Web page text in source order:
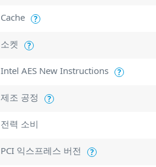
Cache ?
소켓 ?
Intel AES New Instructions ?
제조 공정 ?
전력 소비
PCI 익스프레스 버전 ?